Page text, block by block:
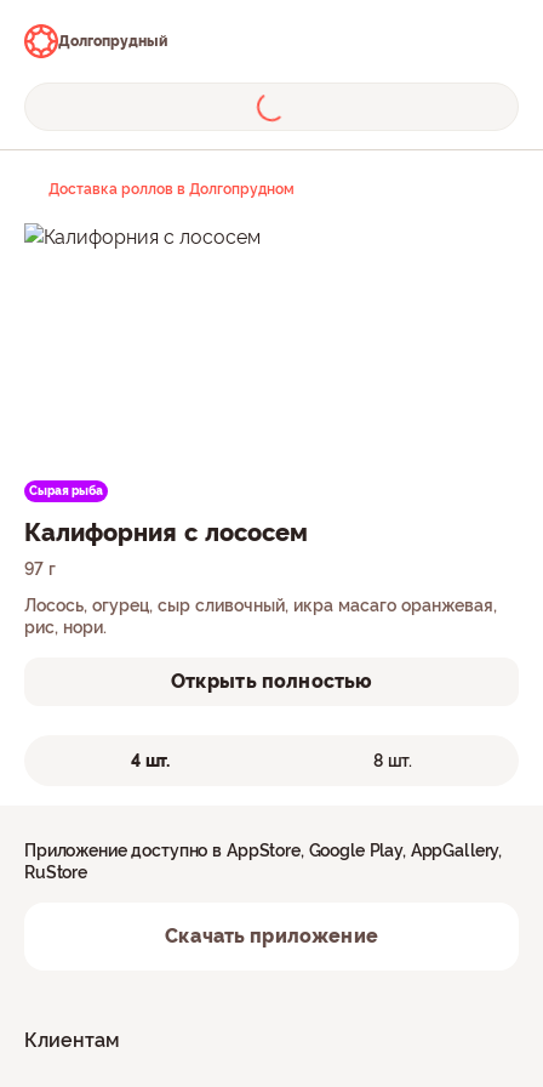
Долгопрудный
Доставка роллов в Долгопрудном
Сырая рыба
Калифорния с лососем
97 г
Лосось, огурец, сыр сливочный, икра масаго оранжевая,
рис, нори.
Открыть полностью
4 шт. 8 шт.
Клиентам
Приложение доступно в AppStore, Google Play, AppGallery,
RuStore
Скачать приложение